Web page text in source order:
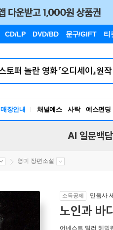
CD/LP DVD/BD 문구/GIFT 티
매장안내 채널예스 사락 예스펀딩
AI 일문백답
영미 장편소설
소득공제 민음사
노인과 바
어네스트 밀러 헤밍